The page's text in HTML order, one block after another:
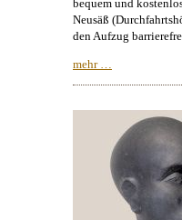
bequem und
Neusäß
den Aufzug
mehr …